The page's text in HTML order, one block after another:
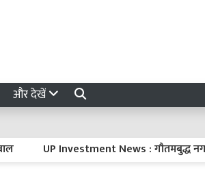
और देखें
UP Investment News : गौतमबुद्ध नगर में